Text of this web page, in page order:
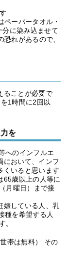
ペーパータオル・
に染み込ませて
れがあるので、
ることが必要で
1時間に2回以
を
へのインフルエ
において、インフ
くいると思います
65歳以上の人等に
月曜日）まで接
娠している人、乳
種を希望する人
。
帯は無料） その